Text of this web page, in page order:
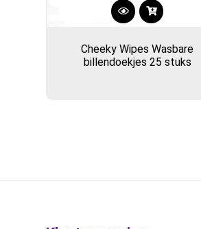
Cheeky Wipes Wasbare
billendoekjes 25 stuks